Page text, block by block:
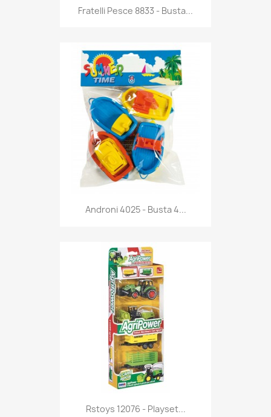
Anteprima
Fratelli Pesce 8833 - Busta...
Anteprima
Androni 4025 - Busta 4...
 Anteprima
Rstoys 12076 - Playset...